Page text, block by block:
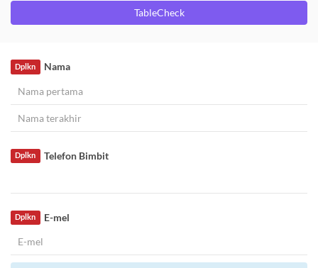
TableCheck
Nama
Dplkn
Telefon Bimbit
Dplkn
E-mel
Dplkn